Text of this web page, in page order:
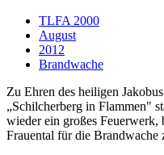
TLFA 2000
August
2012
Brandwache
Zu Ehren des heiligen
„Schilcherberg in Flammen"
wieder ein großes Feuerwerk,
Frauental für die Brandwache